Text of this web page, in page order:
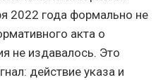
2022 года формально не
акта о
не издавалось. Это
действие указа и